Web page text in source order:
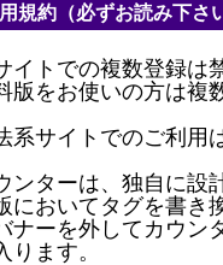
規約（必ずお読み下さ
イトでの複数登録は
版をお使いの方は複
系サイトでのご利用
ンターは、独自に設
においてタグを書き
ナーを外してカウン
ります。